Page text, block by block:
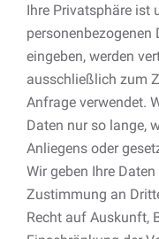
Ihre Privatsphäre ist
eingeben, werden
ausschließlich zum
Anfrage verwendet.
Daten nur so lange,
Anliegens oder
Wir geben Ihre
Zustimmung an
Recht auf Auskunft,